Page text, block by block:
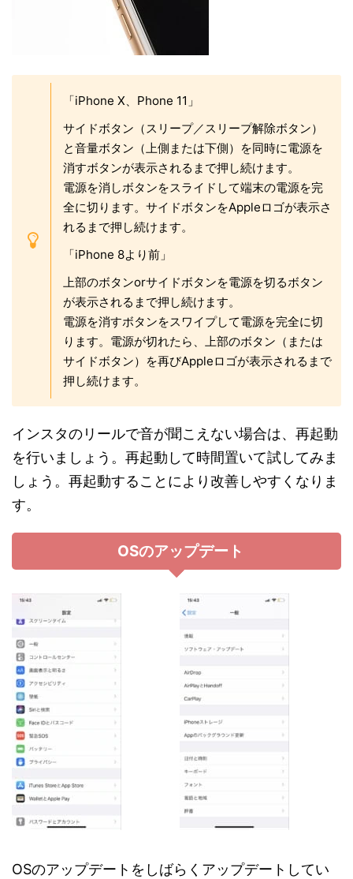
「iPhone X、Phone 11」
サイドボタン（スリープ／スリープ解除ボタン）
と音量ボタン（上側または下側）を同時に電源を
消すボタンが表示されるまで押し続けます。
電源を消しボタンをスライドして端末の電源を完
全に切ります。サイドボタンをAppleロゴが表示さ
れるまで押し続けます。
「iPhone 8より前」
上部のボタンorサイドボタンを電源を切るボタン
が表示されるまで押し続けます。
電源を消すボタンをスワイプして電源を完全に切
ります。電源が切れたら、上部のボタン（または
サイドボタン）を再びAppleロゴが表示されるまで
押し続けます。
インスタのリールで音が聞こえない場合は、再起動
を行いましょう。再起動して時間置いて試してみま
しょう。再起動することにより改善しやすくなりま
す。
OSのアップデート
OSのアップデートをしばらくアップデートしてい